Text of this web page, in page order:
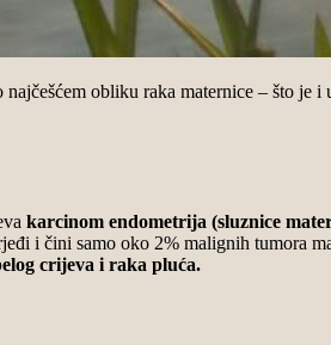
obliku raka maternice – što
karcinom endometrija (sluznice
i čini samo oko 2% malignih tumora
crijeva i raka pluća.